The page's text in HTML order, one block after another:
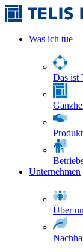
Was ich tue
Das ist
Unternehmen
Über